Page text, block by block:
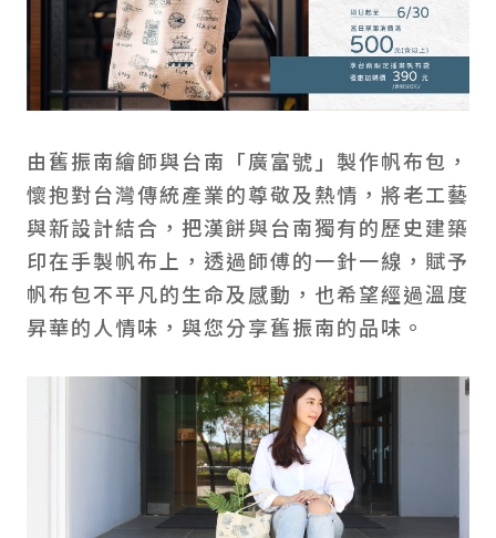
由舊振南繪師與台南「廣富號」製作帆布包，
懷抱對台灣傳統產業的尊敬及熱情，將老工藝
與新設計結合，把漢餅與台南獨有的歷史建築
印在手製帆布上，透過師傅的一針一線，賦予
帆布包不平凡的生命及感動，也希望經過溫度
昇華的人情味，與您分享舊振南的品味。